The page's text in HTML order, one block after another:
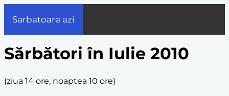
Sarbatoare azi
Sărbători în Iulie 2010
(ziua 14 ore, noaptea 10 ore)